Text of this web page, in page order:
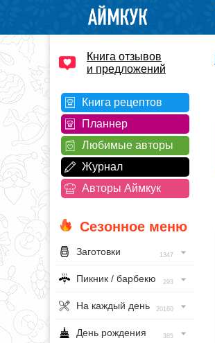
Книга отзывов
и предложений
Книга рецептов
Планнер
Любимые авторы
Журнал
Авторы Аймкук
Сезонное меню
Заготовки 1347
Пикник / барбекю 293
На каждый день 20160
День рождения 385